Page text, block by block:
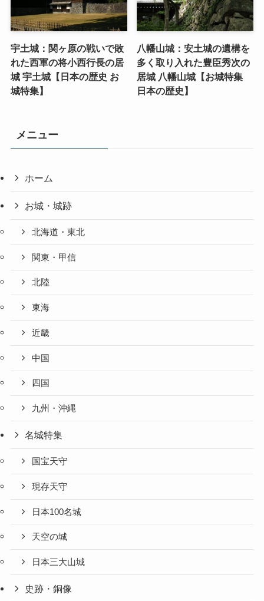
宇土城：関ヶ原の戦いで敗
れた西軍の将小西行長の居
城 宇土城【日本の歴史 お
城特集】
八幡山城：安土城の遺構を
多く取り入れた豊臣秀次の
居城 八幡山城【お城特集
日本の歴史】
メニュー
ホーム
お城・城跡
北海道・東北
関東・甲信
北陸
東海
近畿
中国
四国
九州・沖縄
名城特集
国宝天守
現存天守
日本100名城
天空の城
日本三大山城
史跡・銅像